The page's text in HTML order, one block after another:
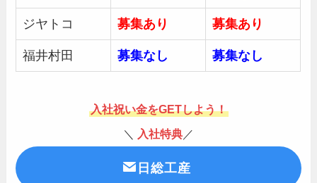
ジヤトコ 募集あり 募集あり
福井村田 募集なし 募集なし
入社祝い金をGETしよう！
＼
入社特典 ／
日総工産